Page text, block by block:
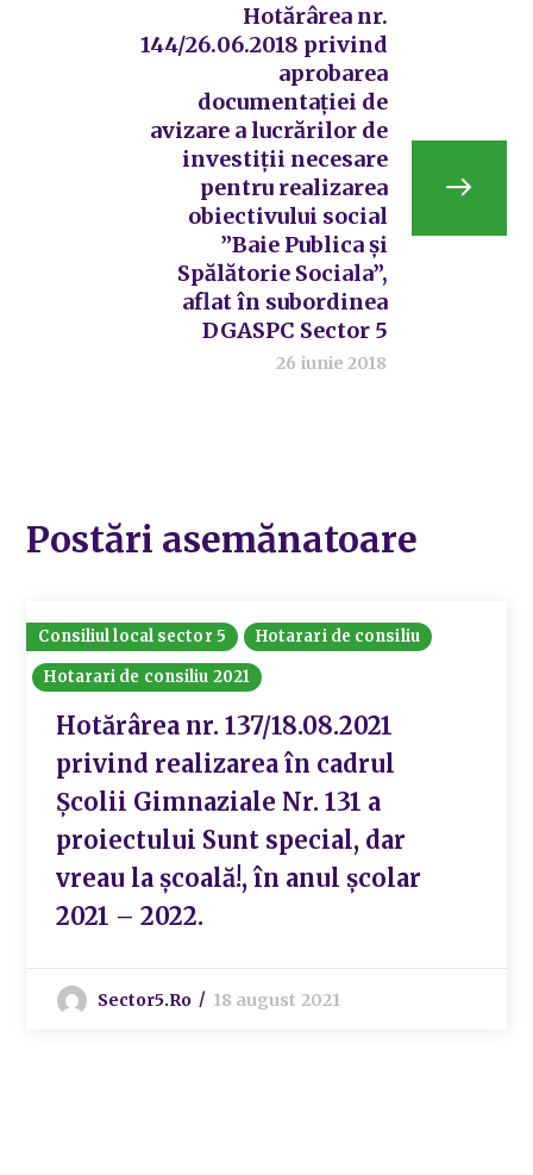
Hotărârea nr.
144/26.06.2018 privind
aprobarea
documentației de
avizare a lucrărilor de
investiții necesare
pentru realizarea
obiectivului social
”Baie Publica și
Spălătorie Sociala”,
aflat în subordinea
DGASPC Sector 5
26 iunie 2018
Postări asemănatoare
Consiliul local sector 5
Hotarari de consiliu
Hotarari de consiliu 2021
Hotărârea nr. 137/18.08.2021
privind realizarea în cadrul
Școlii Gimnaziale Nr. 131 a
proiectului Sunt special, dar
vreau la școală!, în anul școlar
2021 – 2022.
Sector5.ro 18 august 2021